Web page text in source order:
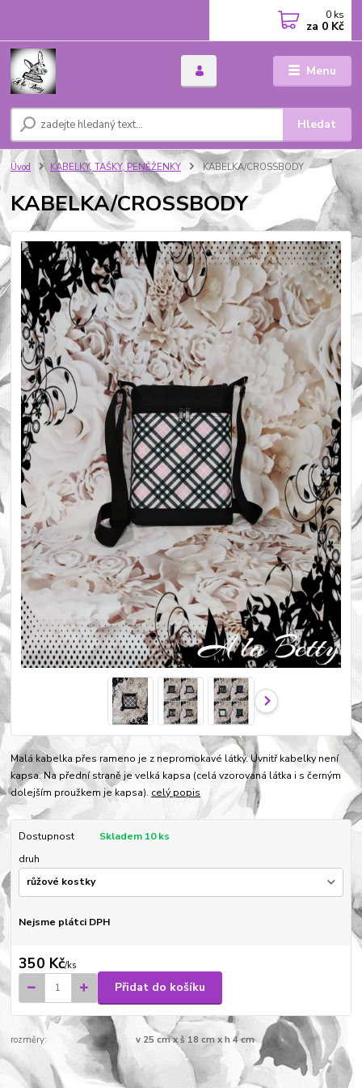
Menu
Hledat
0 ks
za 0 Kč
Úvod KABELKY, TAŠKY, PENĚŽENKY KABELKA/CROSSBODY
KABELKA/CROSSBODY
Malá kabelka přes rameno je z nepromokavé látky. Uvnitř kabelky není
kapsa. Na přední straně je velká kapsa (celá vzorovaná látka i s černým
dolejším proužkem je kapsa). celý popis
Dostupnost
Skladem 10 ks
druh
Nejsme plátci DPH
350 Kč/ks
Přidat do košíku
rozměry: v 25 cm x š 18 cm x h 4 cm